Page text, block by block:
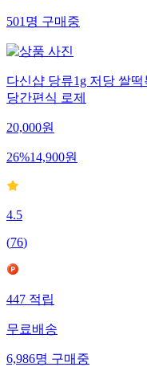
501 명 구매중
다신샵 당류1g 저당 쌀
당간편식 로제
20,000원
26%14,900원
4.5
(76)
447 적립
무료배송
6,986명 구매중